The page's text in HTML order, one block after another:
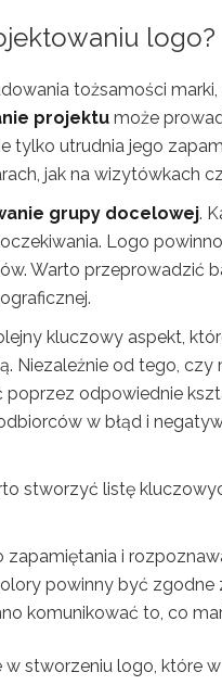
logo?
tożsamości
projektu może
tylko utrudnia jego
jak na wizytówkach
grupy docelowej.
Logo
Warto przeprowadzić
kluczowy aspekt,
Niezależnie od tego,
odpowiednie
w błąd i
stworzyć listę
i
powinny być zgodne
komunikować to, co
stworzeniu logo, które